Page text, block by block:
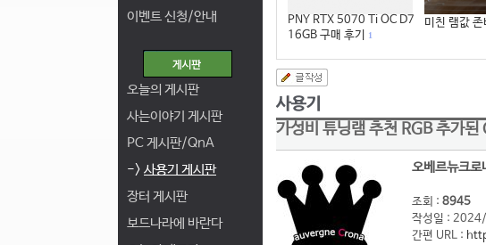
이벤트 신청/안내
오늘의 게시판
사는이야기 게시판
PC 게시판/QnA
-> 사용기 게시판
장터 게시판
보드나라에 바란다
PNY RTX 5070 Ti OC D7
16GB 구매 후기
1
미친 램값
가성비 튜닝램 추천 RGB 추가
오베르뉴크로
조회 : 8945
작성일 :
간편 URL :